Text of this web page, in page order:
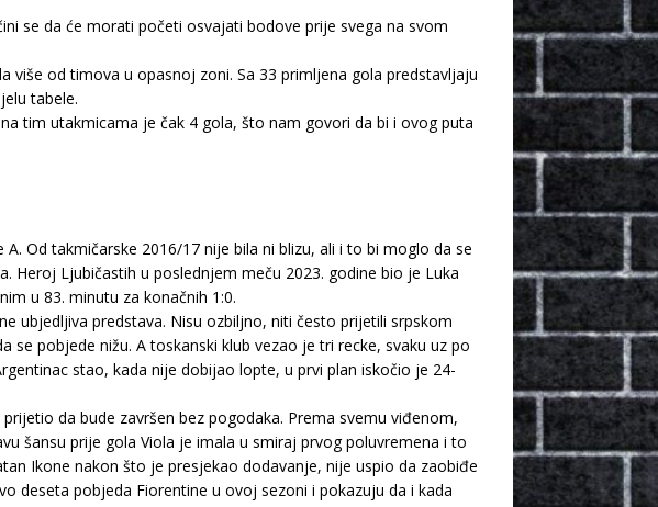
se da će morati početi osvajati bodove prije svega na svom
od timova u opasnoj zoni. Sa 33 primljena gola predstavljaju
tabele.
tim utakmicama je čak 4 gola, što nam govori da bi i ovog puta
Od takmičarske 2016/17 nije bila ni blizu, ali i to bi moglo da se
Heroj Ljubičastih u poslednjem meču 2023. godine bio je Luka
u 83. minutu za konačnih 1:0.
ubjedljiva predstava. Nisu ozbiljno, niti često prijetili srpskom
pobjede nižu. A toskanski klub vezao je tri recke, svaku uz po
stao, kada nije dobijao lopte, u prvi plan iskočio je 24-
da bude završen bez pogodaka. Prema svemu viđenom,
šansu prije gola Viola je imala u smiraj prvog poluvremena i to
Ikone nakon što je presjekao dodavanje, nije uspio da zaobiđe
deseta pobjeda Fiorentine u ovoj sezoni i pokazuju da i kada